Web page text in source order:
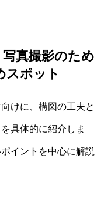
真撮影のため
スポット
けに、構図の工夫と
具体的に紹介しま
イントを中心に解説